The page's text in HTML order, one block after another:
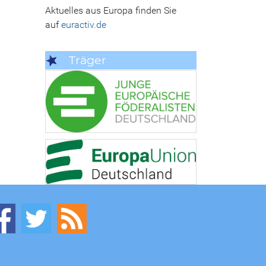
Aktuelles aus Europa finden Sie
aufeuractiv.de
Träger